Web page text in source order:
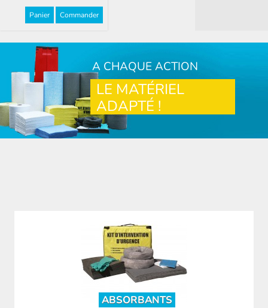
Panier Commander
A CHAQUE ACTION
LE MATÉRIEL
ADAPTÉ !
ABSORBANTS